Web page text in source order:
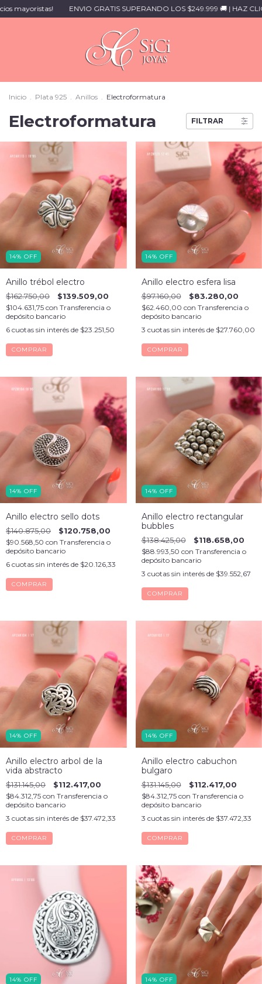
ENVIO GRATIS SUPERANDO LOS $249.999 🚚 | HAZ CLICK PARA
Inicio . Plata 925 . Anillos . Electroformatura
Electroformatura FILTRAR
14% OFF
Anillo trébol electro
$162.750,00 $139.509,00
$104.631,75 con Transferencia o
depósito bancario
6 cuotas sin interés de $23.251,50
COMPRAR
14% OFF
Anillo electro esfera lisa
$97.160,00 $83.280,00
$62.460,00 con Transferencia o
depósito bancario
3 cuotas sin interés de $27.760,00
COMPRAR
14% OFF
Anillo electro sello dots
$140.875,00 $120.758,00
$90.568,50 con Transferencia o
depósito bancario
6 cuotas sin interés de $20.126,33
COMPRAR
14% OFF
Anillo electro rectangular
bubbles
$138.425,00 $118.658,00
$88.993,50 con Transferencia o
depósito bancario
3 cuotas sin interés de $39.552,67
COMPRAR
14% OFF
Anillo electro arbol de la
vida abstracto
$131.145,00 $112.417,00
$84.312,75 con Transferencia o
depósito bancario
3 cuotas sin interés de $37.472,33
COMPRAR
14% OFF
Anillo electro cabuchon
bulgaro
$131.145,00 $112.417,00
$84.312,75 con Transferencia o
depósito bancario
3 cuotas sin interés de $37.472,33
COMPRAR
14% OFF 14% OFF